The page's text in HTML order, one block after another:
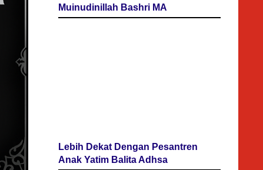
Muinudinillah Bashri MA
Lebih Dekat Dengan Pesantren
Anak Yatim Balita Adhsa